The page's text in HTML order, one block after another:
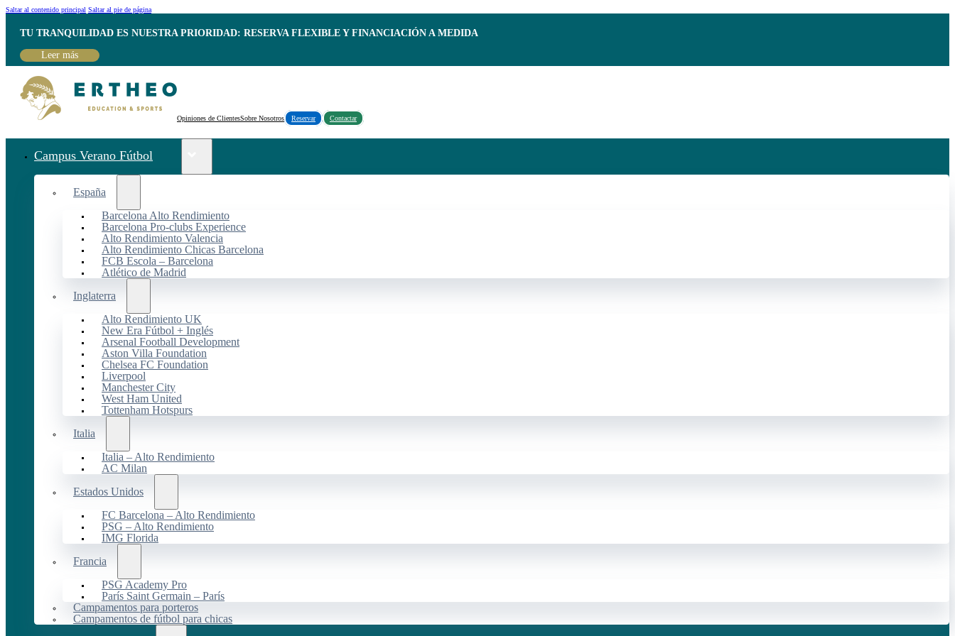
Saltar al contenido principal Saltar al pie de página
TU TRANQUILIDAD ES NUESTRA PRIORIDAD: RESERVA FLEXIBLE Y FINANCIACIÓN A MEDIDA
Leer más
Opiniones de ClientesSobre Nosotros Reservar Contactar
Campus Verano Fútbol
España
Barcelona Alto Rendimiento
Barcelona Pro-clubs Experience
Alto Rendimiento Valencia
Alto Rendimiento Chicas Barcelona
FCB Escola – Barcelona
Atlético de Madrid
Inglaterra
Alto Rendimiento UK
New Era Fútbol + Inglés
Arsenal Football Development
Aston Villa Foundation
Chelsea FC Foundation
Liverpool
Manchester City
West Ham United
Tottenham Hotspurs
Italia
Italia – Alto Rendimiento
AC Milan
Estados Unidos
FC Barcelona – Alto Rendimiento
PSG – Alto Rendimiento
IMG Florida
Francia
PSG Academy Pro
París Saint Germain – París
Campamentos para porteros
Campamentos de fútbol para chicas